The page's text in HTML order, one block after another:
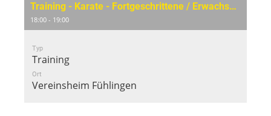
Training - Karate - Fortgeschrittene / Erwachsene
18:00 - 19:00
Typ
Training
Ort
Vereinsheim Fühlingen